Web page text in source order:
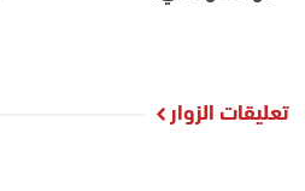
تعليقات الزوار